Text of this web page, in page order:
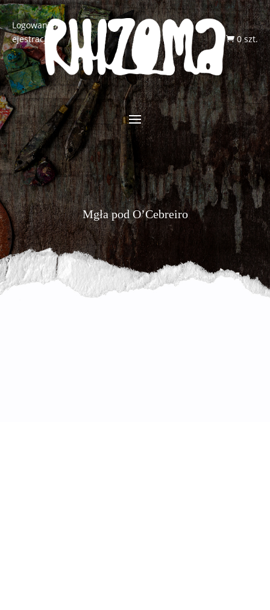
Logowanie/R
ejestracja
 0 szt.
Mgła pod O’Cebreiro